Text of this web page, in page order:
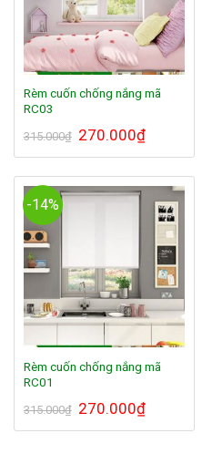
Rèm cuốn chống nắng mã
RC03
315.000₫ Giá
gốc
là:
270.000₫Giá
hiện
tại
270.000₫.
-14%
Rèm cuốn chống nắng mã
RC01
315.000₫ Giá
gốc
là:
270.000₫Giá
hiện
tại